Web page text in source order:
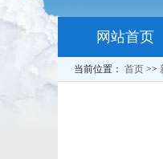
网站首页
当前位置： 首页 >>